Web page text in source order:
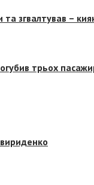
згвалтував –
трьох